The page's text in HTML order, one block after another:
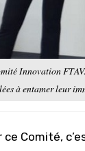
Innovation
à entamer leur
ce Comité,